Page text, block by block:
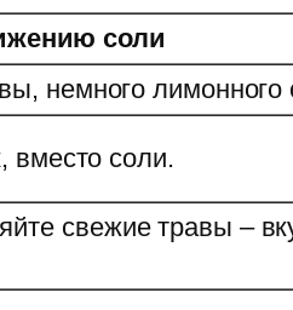
соли
немного лимонного
вместо соли.
свежие травы –